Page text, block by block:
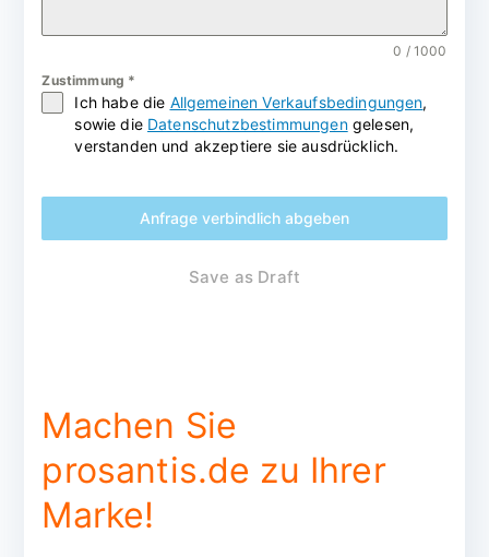
0 / 1000
Zustimmung *
Ich habe die Allgemeinen Verkaufsbedingungen,
sowie die Datenschutzbestimmungengelesen,
verstanden und akzeptiere sie ausdrücklich.
Anfrage verbindlich abgeben
Save as Draft
Machen Sie
prosantis.de zu Ihrer
Marke!